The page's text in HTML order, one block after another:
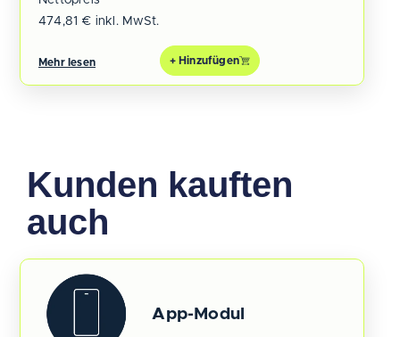
474,81 € inkl. MwSt.
Mehr lesen + Hinzufügen
Kunden kauften
auch
App-Modul